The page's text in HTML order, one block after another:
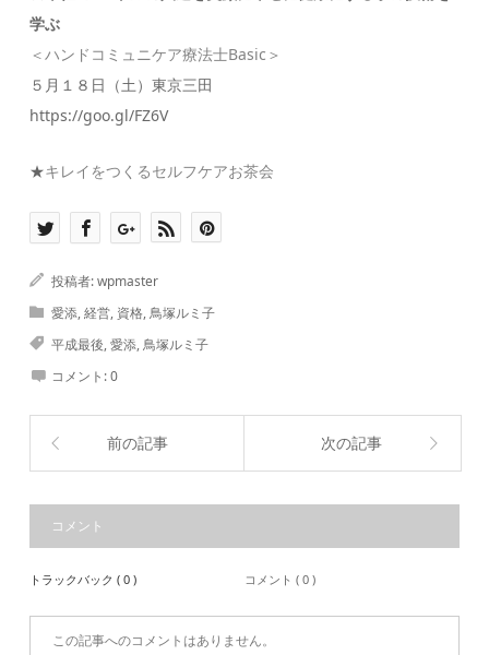
学ぶ
＜ハンドコミュニケア療法士Basic＞
５月１８日（土）東京三田
https://goo.gl/FZ6V
★キレイをつくるセルフケアお茶会
投稿者:wpmaster
愛添,経営, 資格,鳥塚ルミ子
平成最後,愛添,鳥塚ルミ子
コメント:0
前の記事 次の記事
コメント
トラックバック ( 0 ) コメント ( 0 )
この記事へのコメントはありません。